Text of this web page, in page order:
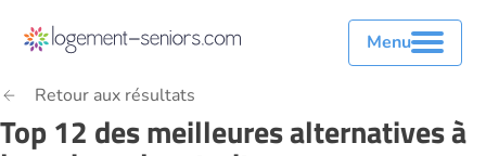
Menu
Retour aux résultats
Top 12 des meilleures alternatives à